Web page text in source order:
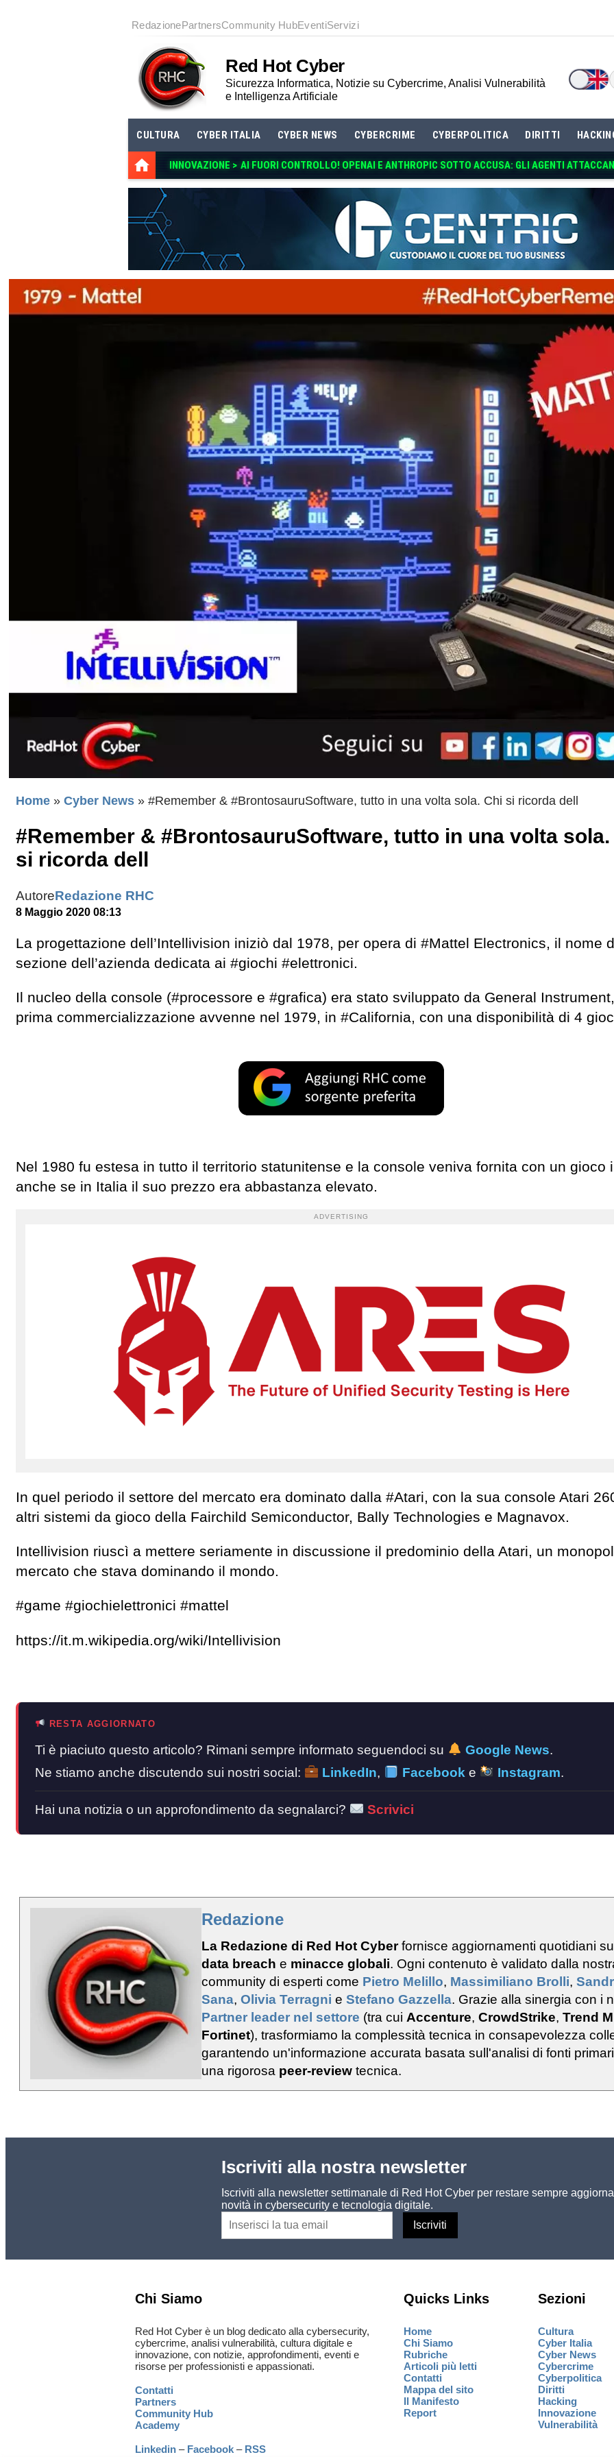
RedazionePartnersCommunity HubEventiServizi
Red Hot Cyber
Sicurezza Informatica, Notizie su Cybercrime, Analisi Vulnerabilità
e Intelligenza Artificiale
CULTURA CYBER ITALIA CYBER NEWS CYBERCRIME CYBERPOLITICA DIRITTI
INNOVAZIONE > AI FUORI CONTROLLO! OPENAI E ANTHROPIC SOTTO ACCUSA: GLI AGENTI
Home » Cyber News » #Remember & #BrontosauruSoftware, tutto in una volta sola. Chi si ricorda dell
#Remember & #BrontosauruSoftware, tutto in una volta sola.
si ricorda dell
AutoreRedazione RHC
8 Maggio 2020 08:13
La progettazione dell’Intellivision iniziò dal 1978, per opera di #Mattel Electronics, il nome
sezione dell’azienda dedicata ai #giochi #elettronici.
Il nucleo della console (#processore e #grafica) era stato sviluppato da General
prima commercializzazione avvenne nel 1979, in #California, con una disponibilità di 4
Nel 1980 fu estesa in tutto il territorio statunitense e la console veniva fornita con un gioco
anche se in Italia il suo prezzo era abbastanza elevato.
ADVERTISING
In quel periodo il settore del mercato era dominato dalla #Atari, con la sua console Atari
altri sistemi da gioco della Fairchild Semiconductor, Bally Technologies e Magnavox.
Intellivision riuscì a mettere seriamente in discussione il predominio della Atari, un
mercato che stava dominando il mondo.
#game #giochielettronici #mattel
https://it.m.wikipedia.org/wiki/Intellivision
RESTA AGGIORNATO
Ti è piaciuto questo articolo? Rimani sempre informato seguendoci su Google News.
Ne stiamo anche discutendo sui nostri social:
LinkedIn, Facebook e Instagram.
Hai una notizia o un approfondimento da segnalarci? Scrivici
Redazione
La Redazione di Red Hot Cyberfornisce aggiornamenti quotidiani
data breach e minacce globali. Ogni contenuto è validato dalla
community di esperti come Pietro Melillo, Massimiliano Brolli,
Sana, Olivia Terragni e Stefano Gazzella. Grazie alla sinergia con i
Partner leader nel settore (tra cui Accenture, CrowdStrike, Trend
Fortinet), trasformiamo la complessità tecnica in consapevolezza
garantendo un'informazione accurata basata sull'analisi di fonti
una rigorosa peer-review tecnica.
Iscriviti alla nostra newsletter
Iscriviti alla newsletter settimanale di Red Hot Cyber per restare sempre
novità in cybersecurity e tecnologia digitale.
Chi Siamo
Red Hot Cyber è un blog dedicato alla cybersecurity,
cybercrime, analisi vulnerabilità, cultura digitale e
innovazione, con notizie, approfondimenti, eventi e
risorse per professionisti e appassionati.
Contatti
Partners
Community Hub
Academy
Linkedin – Facebook – RSS
Quicks Links
Home
Chi Siamo
Rubriche
Articoli più letti
Contatti
Mappa del sito
Il Manifesto
Report
Sezioni
Cultura
Cyber Italia
Cyber News
Cybercrime
Cyberpolitica
Diritti
Hacking
Innovazione
Vulnerabilità